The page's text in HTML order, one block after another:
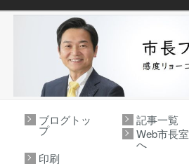
ブログトッ
プ
記事一覧
Web市長室
へ
印刷